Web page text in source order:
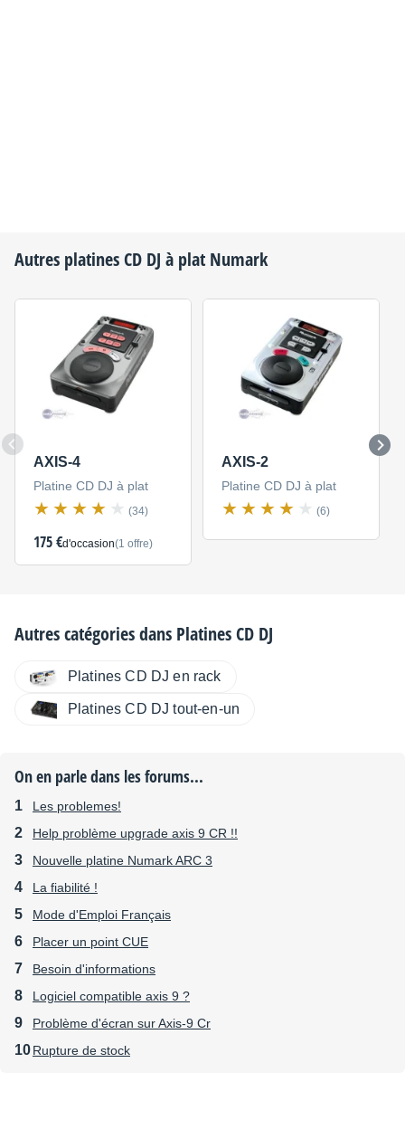
Autres platines CD DJ à plat Numark
AXIS-4
Platine CD DJ à plat
(34)
175 €d'occasion(1 offre)
AXIS-2
Platine CD DJ à plat
(6)
Autres catégories dans Platines CD DJ
Platines CD DJ en rack
Platines CD DJ tout-en-un
On en parle dans les forums...
Les problemes!
Help problème upgrade axis 9 CR !!
Nouvelle platine Numark ARC 3
La fiabilité !
Mode d'Emploi Français
Placer un point CUE
Besoin d'informations
Logiciel compatible axis 9 ?
Problème d'écran sur Axis-9 Cr
Rupture de stock